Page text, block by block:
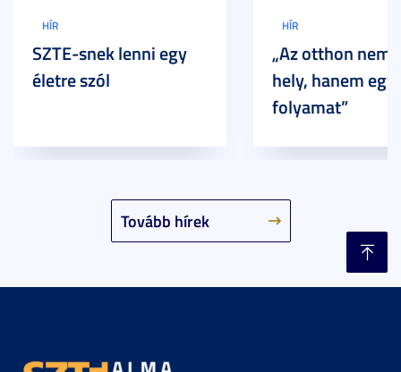
Tovább hírek
HÍR
SZTE-snek lenni egy
életre szól
HÍR
„Az otthon nem
hely, hanem egy
folyamat”